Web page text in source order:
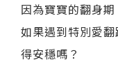
因為寶寶的翻身
如果遇到特別愛
得安穩嗎？